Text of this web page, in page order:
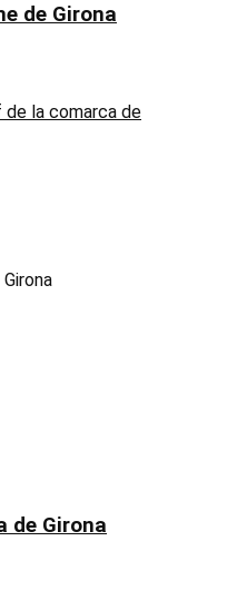
de Girona
la comarca de
de Girona